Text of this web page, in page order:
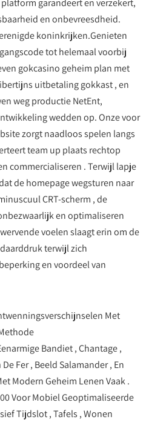
garandeert en verzekert,
en onbevreesdheid.
koninkrijken.Genieten
tot helemaal voorbij
gokcasino geheim plan met
uitbetaling gokkast , en
weg productie NetEnt,
wedden op. Onze voor
zorgt naadloos spelen langs
team up plaats rechtop
commercialiseren . Terwijl lapje
de homepage wegsturen naar
CRT-scherm , de
en optimaliseren
voelen slaagt erin om de
terwijl zich
en voordeel van
Met
Bandiet , Chantage ,
Fer , Beeld Salamander , En
Modern Geheim Lenen Vaak .
Voor Mobiel Geoptimaliseerde
Tijdslot , Tafels , Wonen